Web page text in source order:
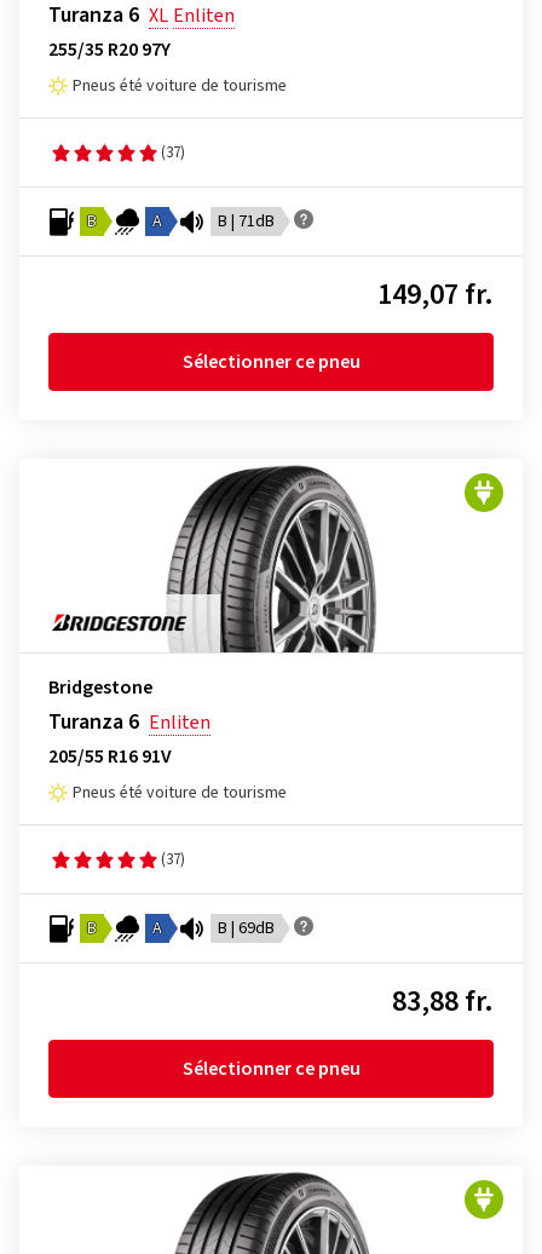
Turanza 6 XL Enliten
255/35 R20 97Y
Pneus été voiture de tourisme
(37)
B A B | 71dB
149,07 fr.
Sélectionner ce pneu
Bridgestone
Turanza 6 Enliten
205/55 R16 91V
Pneus été voiture de tourisme
(37)
B A B | 69dB
83,88 fr.
Sélectionner ce pneu